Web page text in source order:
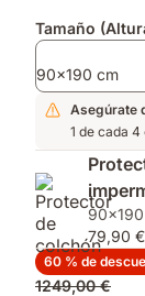
Tamaño
90x190 cm
Asegúrate
1 de cada
79,90 €
60 % de
Precio
1249,00 €